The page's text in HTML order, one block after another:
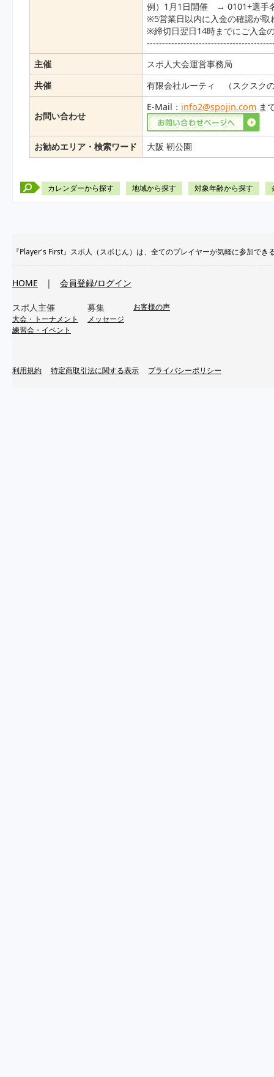
例）1月1日開催 → 0101+選手
※5営業日以内に入金の確認が取
※締切日翌日14時までにご入金
主催
スポ人大会運営事務局
共催
有限会社ルーティ （スクスク
お問い合わせ
E-Mail： info2@spojin.comま
お勧めエリア・検索ワード 大阪 靭公園
カレンダーから探す 地域から探す 対象年齢から探す
『Player's First』スポ人（スポじん）は、全てのプレイヤーが気軽に参加で
HOME | 会員登録/ログイン
スポ人主催
大会・トーナメント
練習会・イベント
募集
メッセージ
お客様の声
利用規約 特定商取引法に関する表示 プライバシーポリシー